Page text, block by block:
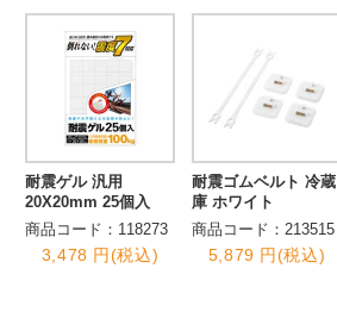
耐震ゲル 汎用
20X20mm 25個入
商品コード：118273
3,478 円(税込)
耐震ゴムベルト 冷蔵
庫 ホワイト
商品コード：213515
5,879 円(税込)